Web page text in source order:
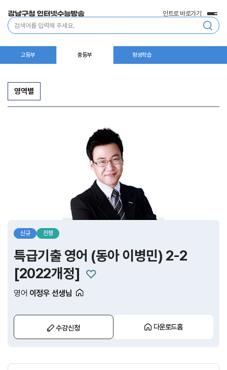
통
합
색
인트로 바로가기
전
체
메
고등부 중등부 평생학습
영역별
신규 진행
특급기출 영어 (동아 이병민) 2-2
[2022개정]
영어 이정우 선생님
수강신청 다운로드홈